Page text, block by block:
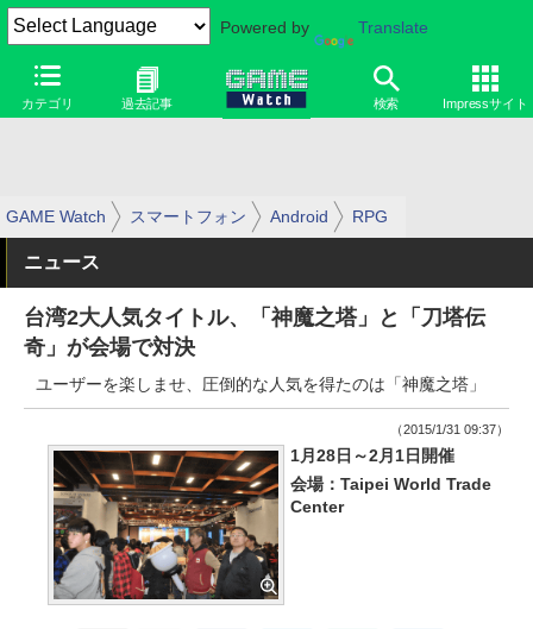
Powered by Translate
カテゴリ 過去記事 検索 Impressサイト
GAME Watch スマートフォン Android RPG
ニュース
台湾2大人気タイトル、「神魔之塔」と「刀塔伝
奇」が会場で対決
ユーザーを楽しませ、圧倒的な人気を得たのは「神魔之塔」
（2015/1/31 09:37）
1月28日～2月1日開催
会場：Taipei World Trade
Center